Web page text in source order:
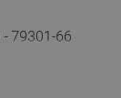
79301-66